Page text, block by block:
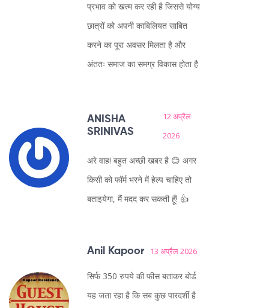
प्रभाव को खत्म कर रही है जिससे योग्य
छात्रों को अपनी काबिलियत साबित
करने का पूरा अवसर मिलता है और
अंततः समाज का समग्र विकास होता है
ANISHA
SRINIVAS
12 अप्रैल
2026
अरे वाह! बहुत अच्छी खबर है 😊 अगर
किसी को फॉर्म भरने में हेल्प चाहिए तो
बताइयेगा, मैं मदद कर सकती हूँ! 👍
Anil Kapoor 13 अप्रैल 2026
सिर्फ 350 रुपये की फीस बताकर बोर्ड
यह जता रहा है कि सब कुछ पारदर्शी है